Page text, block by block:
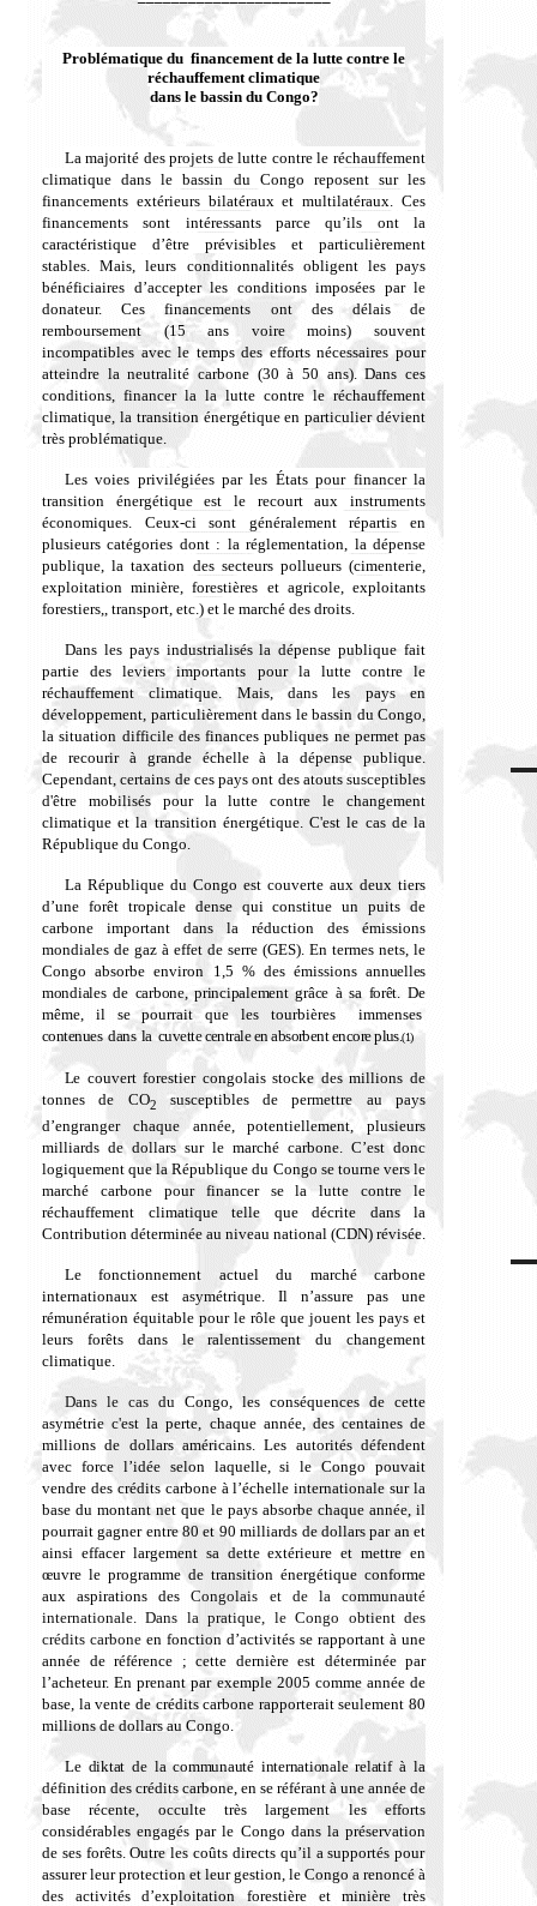
Problématique du financement de la lutte contre le
réchauffement climatique
dans le bassin du Congo?
La majorité des projets de lutte contre le réchauffement
climatique dans le bassin du Congo reposent sur les
financements extérieurs bilatéraux et multilatéraux. Ces
financements sont intéressants parce qu’ils ont la
caractéristique d’être prévisibles et particulièrement
stables. Mais, leurs conditionnalités obligent les pays
bénéficiaires d’accepter les conditions imposées par le
donateur. Ces financements ont des délais de
remboursement (15 ans voire moins) souvent
incompatibles avec le temps des efforts nécessaires pour
atteindre la neutralité carbone (30 à 50 ans).Dans ces
conditions, financer la la lutte contre le réchauffement
climatique, la transition énergétique en particulier dévient
très problématique.
Les voies privilégiées par les États pour financer la
transition énergétique est le recourt aux instruments
économiques. Ceux-ci sont généralement répartis en
plusieurs catégories dont : la réglementation, la dépense
publique, la taxation des secteurs pollueurs (cimenterie,
exploitation minière, forestières et agricole, exploitants
forestiers,, transport, etc.) et le marché des droits.
Dans les pays industrialisés la dépense publique fait
partie des leviers importants pour la lutte contre le
réchauffement climatique. Mais, dans les pays en
développement, particulièrement dans le bassin du Congo,
la situation difficile des finances publiques ne permet pas
de recourir à grande échelle à la dépense publique.
Cependant, certains de ces pays ont des atouts susceptibles
d'être mobilisés pour la lutte contre le changement
climatique et la transition énergétique. C'est le cas de la
République du Congo.
La République du Congo est couverte aux deux tiers
d’une forêt tropicale dense qui constitue un puits de
carbone important dans la réduction des émissions
mondiales de gaz à effet de serre (GES). En termes nets, le
Congo absorbe environ 1,5 % des émissionsannuelles
mondiales de carbone, principalement grâce à sa forêt.De
même, il se pourrait que les tourbières immenses
contenues dans la cuvette centrale en absorbent encore plus.(1)
Le couvert forestier congolais stocke des millions de
tonnes de CO2 susceptibles de permettre au pays
d’engranger chaque année, potentiellement, plusieurs
milliards de dollars sur le marché carbone. C’est donc
logiquement que la République du Congo se tourne vers le
marché carbone pour financer se la lutte contre le
réchauffement climatique telle que décrite dans la
Contribution déterminée au niveau national (CDN) révisée.
Le fonctionnement actuel du marché carbone
internationaux est asymétrique. Il n’assure pas une
rémunération équitable pour le rôle que jouent les pays et
leurs forêts dans le ralentissement du changement
climatique.
Dans le cas du Congo, les conséquences de cette
asymétrie c'est la perte, chaque année, des centaines de
millions de dollars américains . Les autorités défendent
avec force l’idée selon laquelle,
si le Congo pouvait
vendre des crédits carbone à l’échelle internationale sur la
base du montant net que le pays absorbe chaque année, il
pourrait gagner entre 80 et 90 milliards de dollars par an et
ainsi effacer largement sa dette extérieure et mettre en
œuvre le programme de transition énergétique conforme
aux aspirations desCongolais et de la communauté
internationale. Dans la pratique, le Congo obtient des
crédits carbone en fonction d’activités se rapportant à une
année de référence ; cette dernière est déterminée par
l’acheteur. En prenant par exemple 2005 comme année de
base, la vente de crédits carbone rapporterait seulement 80
millions de dollars au Congo.
Le diktat de la communauté internationale relatif à la
définition des crédits carbone, en se référant à une année de
base récente, occulte très largement les efforts
considérables engagés par le Congo dans la préservation
de ses forêts. Outre les coûts directs qu’il a supportés pour
assurer leur protection et leur gestion, le Congo a renoncé à
des activités d’exploitation forestière et minière très